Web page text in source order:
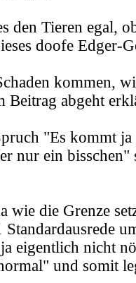
den Tieren egal,
doofe Edger-
kommen,
Beitrag abgeht
"Es kommt
nur ein
wie die Grenze
Standardausrede
eigentlich nicht
und somit